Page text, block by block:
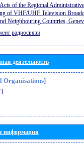
of the Regional
of VHF/UHF Television
Neighbouring Countries,
радиосвязи
деятельность
Organisations]
информация